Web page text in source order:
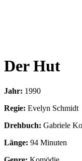
Der Hut
Jahr: 1990
Regie: Evelyn Schmidt
Drehbuch: Gabriele
Länge: 94 Minuten